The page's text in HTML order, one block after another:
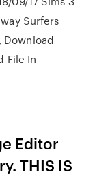
Surfers
Download
File In
Editor
THIS IS